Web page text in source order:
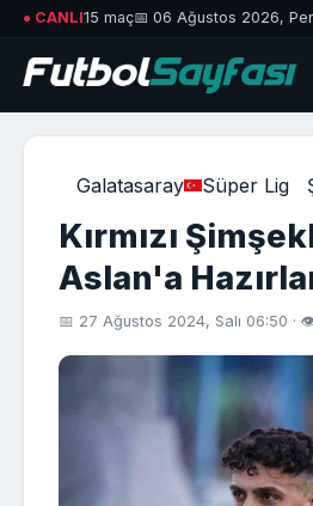
● CANLI15 maç📅 06 Ağustos 2026,
Galatasaray Süper Lig
Kırmızı
Aslan'a
📅 27 Ağustos 2024, Salı 06:50 ·